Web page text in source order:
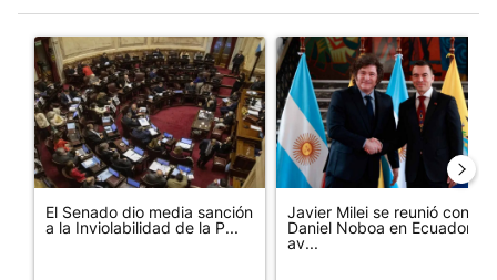
Este listado muestra los artículos con más comentarios en los
Un artículo de tendencia con el título "El Senado dio media
El Senado dio media sanción
a la Inviolabilidad de la P...
Un artículo de tendencia con
Javier Milei se reunió con
Daniel Noboa en Ecuador y
av...